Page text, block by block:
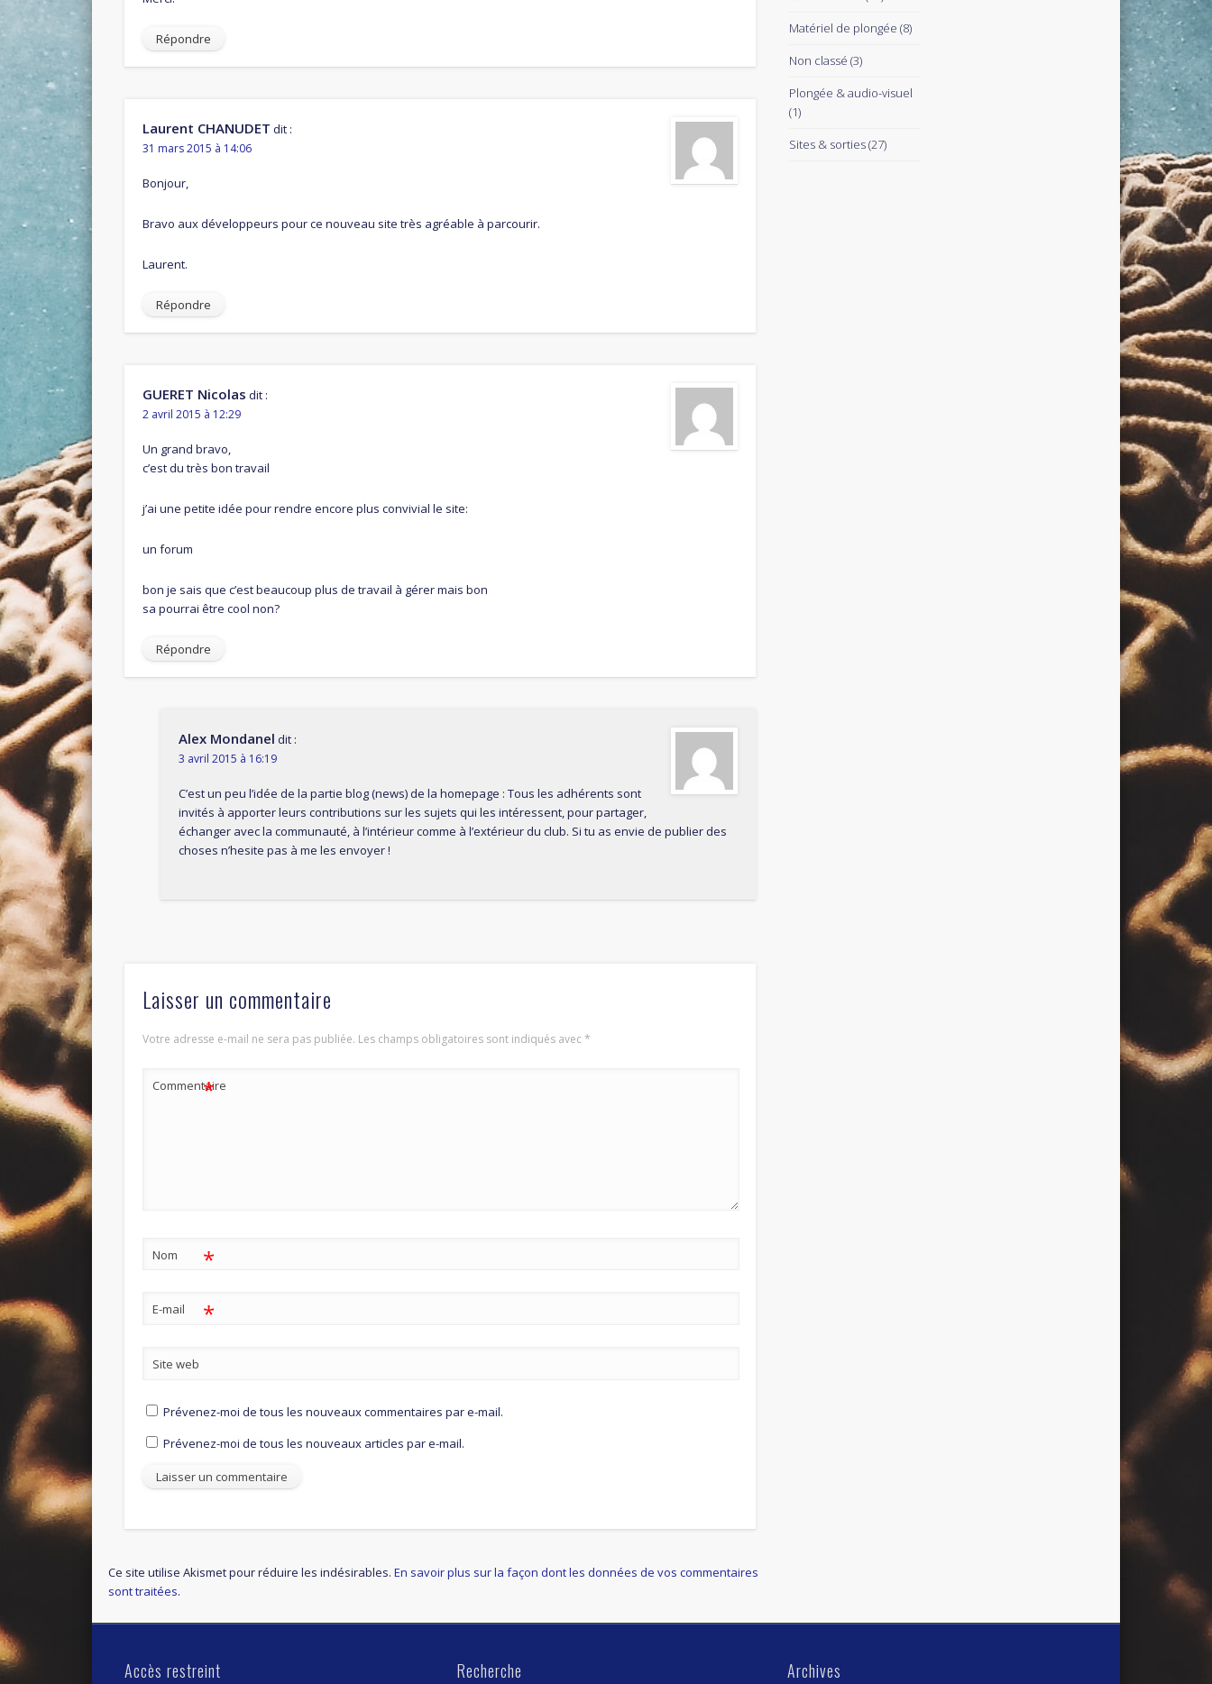
Répondre
Laurent CHANUDET dit :
31 mars 2015 à 14:06
Bonjour,
Bravo aux développeurs pour ce nouveau site très agréable à parcourir.
Laurent.
Répondre
GUERET Nicolas dit :
2 avril 2015 à 12:29
Un grand bravo,
c’est du très bon travail
j’ai une petite idée pour rendre encore plus convivial le site:
un forum
bon je sais que c’est beaucoup plus de travail à gérer mais bon
sa pourrai être cool non?
Répondre
Alex Mondanel dit :
3 avril 2015 à 16:19
C’est un peu l’idée de la partie blog (news) de la homepage : Tous les adhérents sont
invités à apporter leurs contributions sur les sujets qui les intéressent, pour partager,
échanger avec la communauté, à l’intérieur comme à l’extérieur du club. Si tu as envie de publier des
choses n’hesite pas à me les envoyer !
Laisser un commentaire
Votre adresse e-mail ne sera pas publiée. Les champs obligatoires sont indiqués avec*
Commentaire
*
Nom *
E-mail *
Site web
Prévenez-moi de tous les nouveaux commentaires par e-mail.
Prévenez-moi de tous les nouveaux articles par e-mail.
Ce site utilise Akismet pour réduire les indésirables.En savoir plus sur la façon dont les données de vos commentaires
sont traitées.
Matériel de plongée (8)
Non classé (3)
Plongée & audio-visuel
(1)
Sites & sorties(27)
Accès restreint Recherche Archives